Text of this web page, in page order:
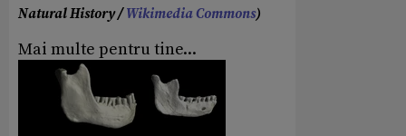
Natural History /Wikimedia Commons)
Mai multe pentru tine...